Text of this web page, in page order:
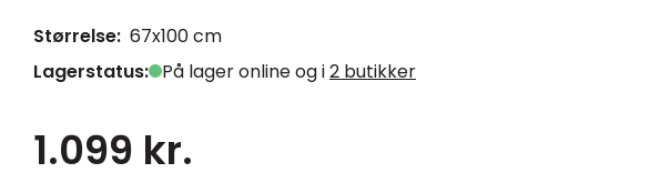
Størrelse: 67x100 cm
Lagerstatus: På lager online og i2 butikker
1.099 kr.